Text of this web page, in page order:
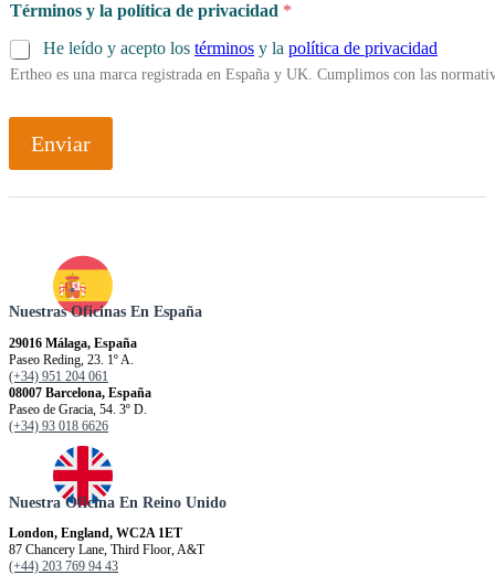
Términos y la política de privacidad *
He leído y acepto los términos y la política de privacidad
Ertheo es una marca registrada en España y UK. Cumplimos con las
Enviar
Nuestras Oficinas En España
29016 Málaga, España
Paseo Reding, 23. 1º A.
(+34) 951 204 061
08007 Barcelona, España
Paseo de Gracia, 54. 3º D.
(+34) 93 018 6626
Nuestra Oficina En Reino Unido
London, England, WC2A 1ET
87 Chancery Lane, Third Floor, A&T
(+44) 203 769 94 43